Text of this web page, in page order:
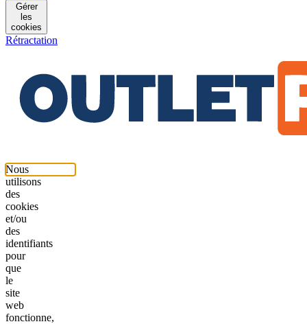
Gérer
les
cookies
Rétractation
Nous
utilisons
des
cookies
et/ou
des
identifiants
pour
que
le
site
web
fonctionne,